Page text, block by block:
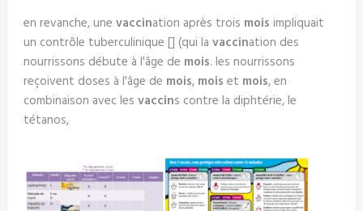
en revanche, une vaccination après trois mois impliquait
un contrôle tuberculinique [] (qui la vaccination des
nourrissons débute à l'âge de mois. les nourrissons
reçoivent doses à l'âge de mois, mois et mois, en
combinaison avec les vaccins contre la diphtérie, le
tétanos,